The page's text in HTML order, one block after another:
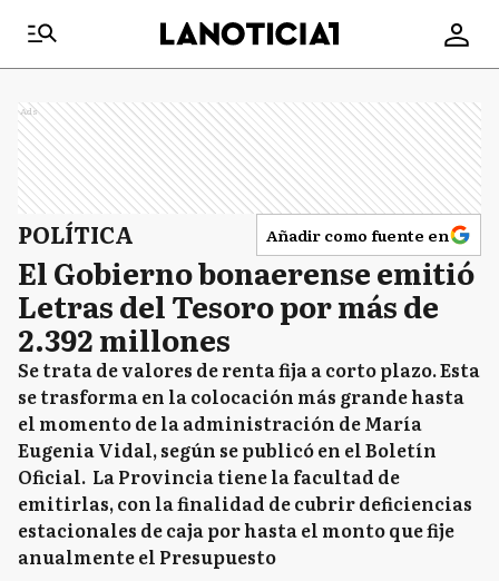
Ads
POLÍTICA Añadir como fuente en
El Gobierno bonaerense emitió
Letras del Tesoro por más de
2.392 millones
Se trata de valores de renta fija a corto plazo. Esta
se trasforma en la colocación más grande hasta
el momento de la administración de María
Eugenia Vidal, según se publicó en el Boletín
Oficial. La Provincia tiene la facultad de
emitirlas, con la finalidad de cubrir deficiencias
estacionales de caja por hasta el monto que fije
anualmente el Presupuesto